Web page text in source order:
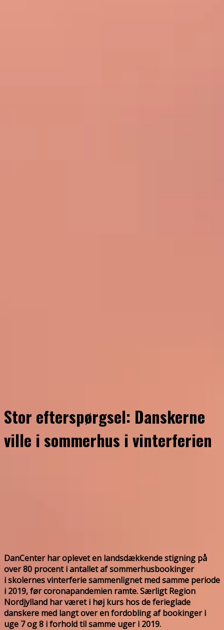
Stor efterspørgsel: Danskerne
ville i sommerhus i vinterferien
DanCenter har oplevet en landsdækkende stigning på
over 80 procent i antallet af sommerhusbookinger
i skolernes vinterferie sammenlignet med samme periode
i 2019, før coronapandemien ramte. Særligt Region
Nordjylland har været i høj kurs hos de ferieglade
danskere med langt over en fordobling af bookinger i
uge 7 og 8 i forhold til samme uger i 2019.